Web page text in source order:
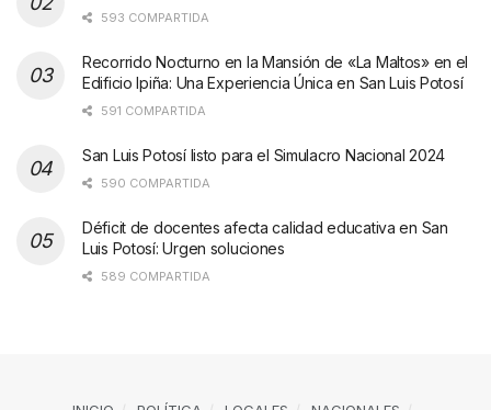
593 COMPARTIDA
Recorrido Nocturno en la Mansión de «La Maltos» en el
Edificio Ipiña: Una Experiencia Única en San Luis Potosí
591 COMPARTIDA
San Luis Potosí listo para el Simulacro Nacional 2024
590 COMPARTIDA
Déficit de docentes afecta calidad educativa en San
Luis Potosí: Urgen soluciones
589 COMPARTIDA